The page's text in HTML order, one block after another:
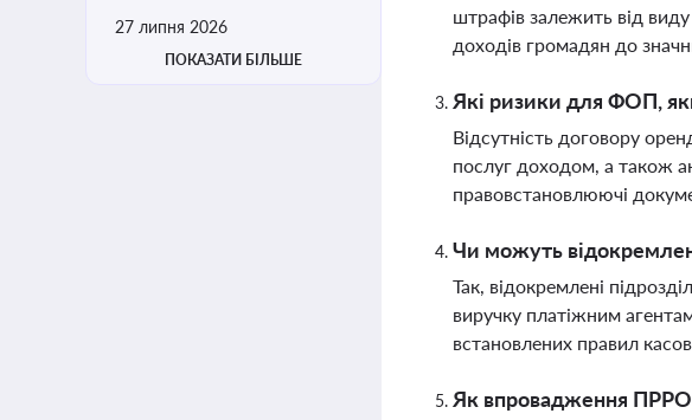
27 липня 2026
ПОКАЗАТИ БІЛЬШЕ
штрафів залежить від
доходів громадян до
Які ризики для ФОП,
Відсутність договору
послуг доходом, а також
правовстановлюючі
Чи можуть
Так, відокремлені
виручку платіжним
встановлених правил
Як впровадження ПРРО